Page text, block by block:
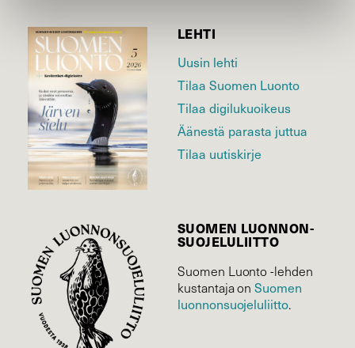
LEHTI
Uusin lehti
Tilaa Suomen Luonto
Tilaa digilukuoikeus
Äänestä parasta juttua
Tilaa uutiskirje
SUOMEN LUONNON­
SUOJELU­LIITTO
Suomen Luonto -lehden
kustantaja onSuomen
luonnonsuojelu­liitto.